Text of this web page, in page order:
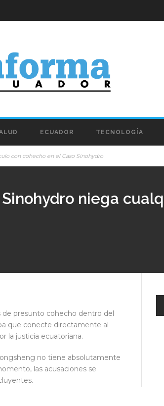
ECUADOR TECNOLOGÍA
con cohecho en el Caso Sinohydro
niega
de presunto cohecho dentro del
que conecte directamente al
la justicia ecuatoriana.
no tiene absolutamente
las acusaciones se